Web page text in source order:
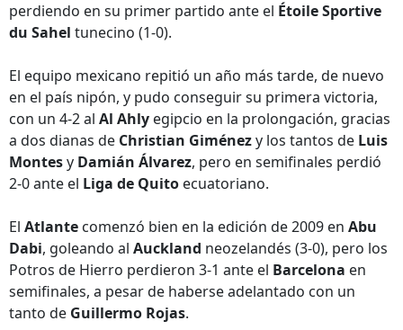
perdiendo en su primer partido ante el Étoile Sportive
du Sahel tunecino (1-0).
El equipo mexicano repitió un año más tarde, de nuevo
en el país nipón, y pudo conseguir su primera victoria,
con un 4-2 al Al Ahly egipcio en la prolongación, gracias
a dos dianas de Christian Giménezy los tantos de Luis
Montesy Damián Álvarez, pero en semifinales perdió
2-0 ante el Liga de Quito ecuatoriano.
El Atlante comenzó bien en la edición de 2009 en Abu
Dabi, goleando al Auckland neozelandés (3-0), pero los
Potros de Hierro perdieron 3-1 ante el Barcelona en
semifinales, a pesar de haberse adelantado con un
tanto de Guillermo Rojas.